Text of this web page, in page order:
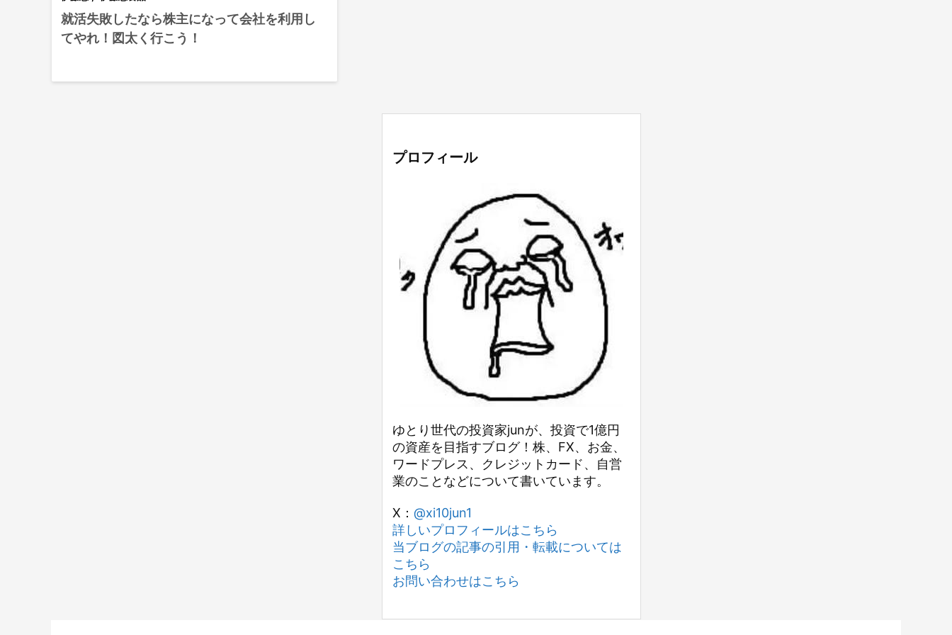
就活失敗したなら株主になって会社を利用し
てやれ！図太く行こう！
プロフィール
ゆとり世代の投資家junが、投資で1億円
の資産を目指すブログ！株、FX、お金、
ワードプレス、クレジットカード、自営
業のことなどについて書いています。
X： @xi10jun1
詳しいプロフィールはこちら
当ブログの記事の引用・転載については
こちら
お問い合わせはこちら